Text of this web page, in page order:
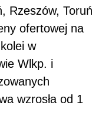
Rzeszów, Toruń
ofertowej na
w
Wlkp. i
wzrosła od 1